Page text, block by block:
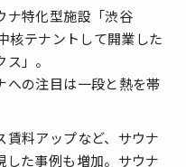
ナ特化型施設「渋谷
核テナントして開業した
」。
への注目は一段と熱を帯
賃料アップなど、サウナ
た事例も増加。サウナ